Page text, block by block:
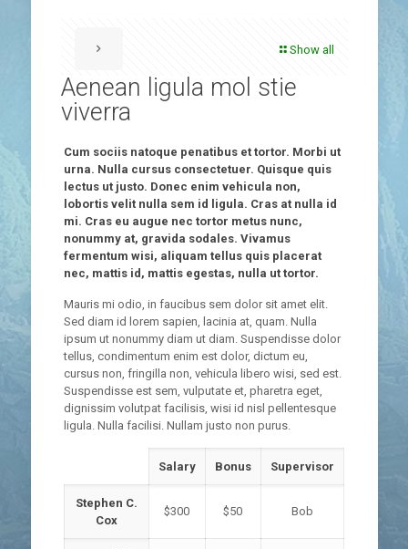
Show all
Aenean ligula mol stie
viverra
Cum sociis natoque penatibus et tortor. Morbi ut
urna. Nulla cursus consectetuer. Quisque quis
lectus ut justo. Donec enim vehicula non,
lobortis velit nulla sem id ligula. Cras at nulla id
mi. Cras eu augue nec tortor metus nunc,
nonummy at, gravida sodales. Vivamus
fermentum wisi, aliquam tellus quis placerat
nec, mattis id, mattis egestas, nulla ut tortor.
Mauris mi odio, in faucibus sem dolor sit amet elit.
Sed diam id lorem sapien, lacinia at, quam. Nulla
ipsum ut nonummy diam ut diam. Suspendisse dolor
tellus, condimentum enim est dolor, dictum eu,
cursus non, fringilla non, vehicula libero wisi, sed est.
Suspendisse est sem, vulputate et, pharetra eget,
dignissim volutpat facilisis, wisi id nisl pellentesque
ligula. Nulla facilisi. Nullam justo non purus.
Salary Bonus Supervisor
Stephen C.
Cox
$300 $50 Bob